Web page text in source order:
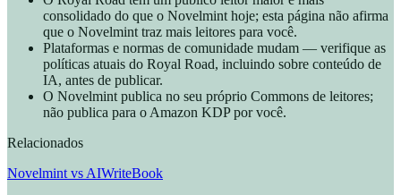
consolidado do que o Novelmint hoje; esta página não afirma
que o Novelmint traz mais leitores para você.
Plataformas e normas de comunidade mudam — verifique as
políticas atuais do Royal Road, incluindo sobre conteúdo de
IA, antes de publicar.
O Novelmint publica no seu próprio Commons de leitores;
não publica para o Amazon KDP por você.
Relacionados
Novelmint vs AIWriteBook